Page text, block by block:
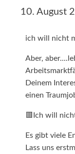
10. August
ich will nicht
Aber,
Deinem
einen
🟥Ich will
Es gibt viele
Lass uns